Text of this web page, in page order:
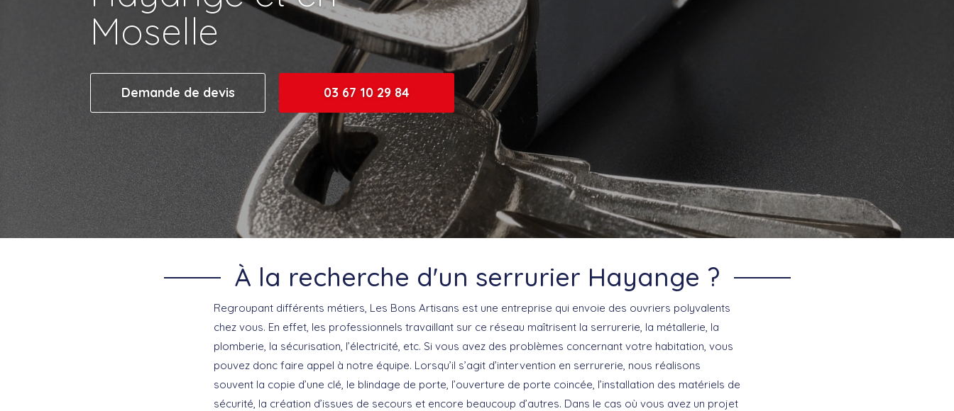
Moselle
Demande de devis 03 67 10 29 84
À la recherche d'un serrurier Hayange ?
Regroupant différents métiers, Les Bons Artisans est une entreprise qui envoie des ouvriers polyvalents
chez vous. En effet, les professionnels travaillant sur ce réseau maîtrisent la serrurerie, la métallerie, la
plomberie, la sécurisation, l’électricité, etc. Si vous avez des problèmes concernant votre habitation, vous
pouvez donc faire appel à notre équipe. Lorsqu’il s’agit d’intervention en serrurerie, nous réalisons
souvent la copie d’une clé, le blindage de porte, l’ouverture de porte coincée, l’installation des matériels de
sécurité, la création d’issues de secours et encore beaucoup d’autres. Dans le cas où vous avez un projet